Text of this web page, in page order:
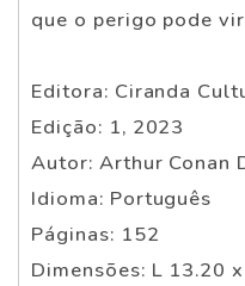
que o perigo pode
Editora: Ciranda
Edição: 1, 2023
Autor: Arthur Conan
Idioma: Português
Páginas: 152
Dimensões: L 13.20